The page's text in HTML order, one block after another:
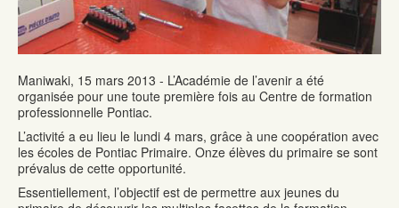
Maniwaki, 15 mars 2013 - L’Académie de l’avenir a été
organisée pour une toute première fois au Centre de formation
professionnelle Pontiac.
L’activité a eu lieu le lundi 4 mars, grâce à une coopération avec
les écoles de Pontiac Primaire. Onze élèves du primaire se sont
prévalus de cette opportunité.
Essentiellement, l’objectif est de permettre aux jeunes du